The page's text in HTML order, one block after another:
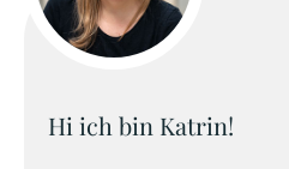
Hi ich bin Katrin!